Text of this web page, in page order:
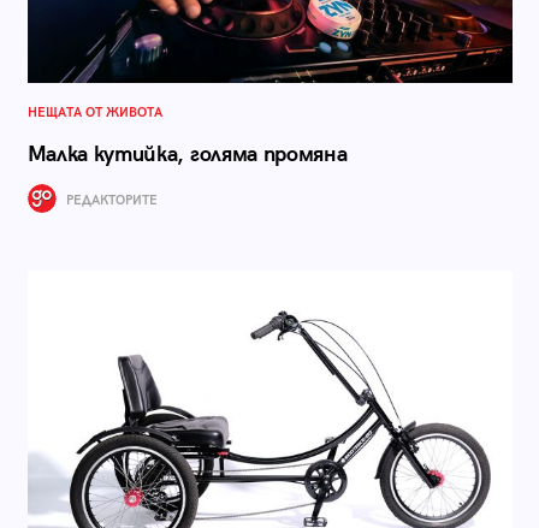
НЕЩАТА ОТ ЖИВОТА
Малка кутийка, голяма промяна
РЕДАКТОРИТЕ